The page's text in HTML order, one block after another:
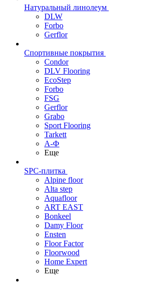
Натуральный линолеум
DLW
Forbo
Gerflor
Спортивные покрытия
Condor
DLV Flooring
EcoStep
Forbo
FSG
Gerflor
Grabo
Sport Flooring
Tarkett
А-Ф
Еще
SPC-плитка
Alpine floor
Alta step
Aquafloor
ART EAST
Bonkeel
Damy Floor
Ensten
Floor Factor
Floorwood
Home Expert
Еще